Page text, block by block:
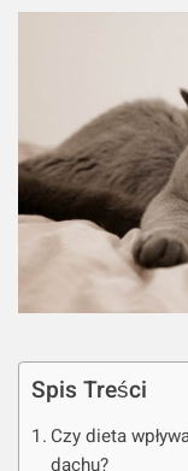
Spis Treści
Czy dieta
dachu?